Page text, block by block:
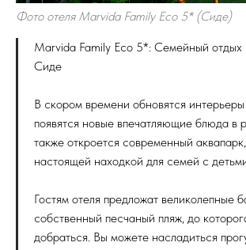
Фото отеля Marvida Family Eco 5* (Сиде)
Marvida Family Eco 5*: Семейный отдых
Сиде
В скором времени обновятся
появятся новые впечатляющие блюда в
также откроется современный
настоящей находкой для семей с
Гостям отеля предложат великолепные
собственный песчаный пляж, до
добраться. Вы можете насладиться